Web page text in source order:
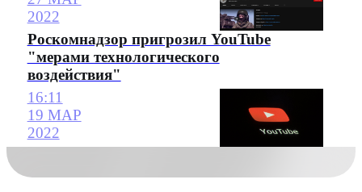
2022
Роскомнадзор пригрозил YouTube
"мерами технологического
воздействия"
16:11
19 МАР
2022